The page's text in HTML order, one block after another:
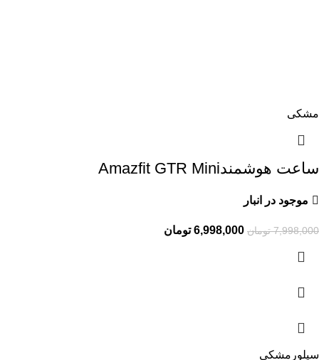
مشکی
ساعت هوشمندAmazfit GTR Mini
موجود در انبار
7,998,000 تومان 6,998,000 تومان
سیلور مشکی